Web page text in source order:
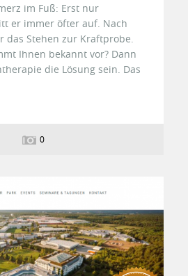
im Fuß: Erst nur
er immer öfter auf. Nach
das Stehen zur Kraftprobe.
Ihnen bekannt vor? Dann
die Lösung sein. Das
0